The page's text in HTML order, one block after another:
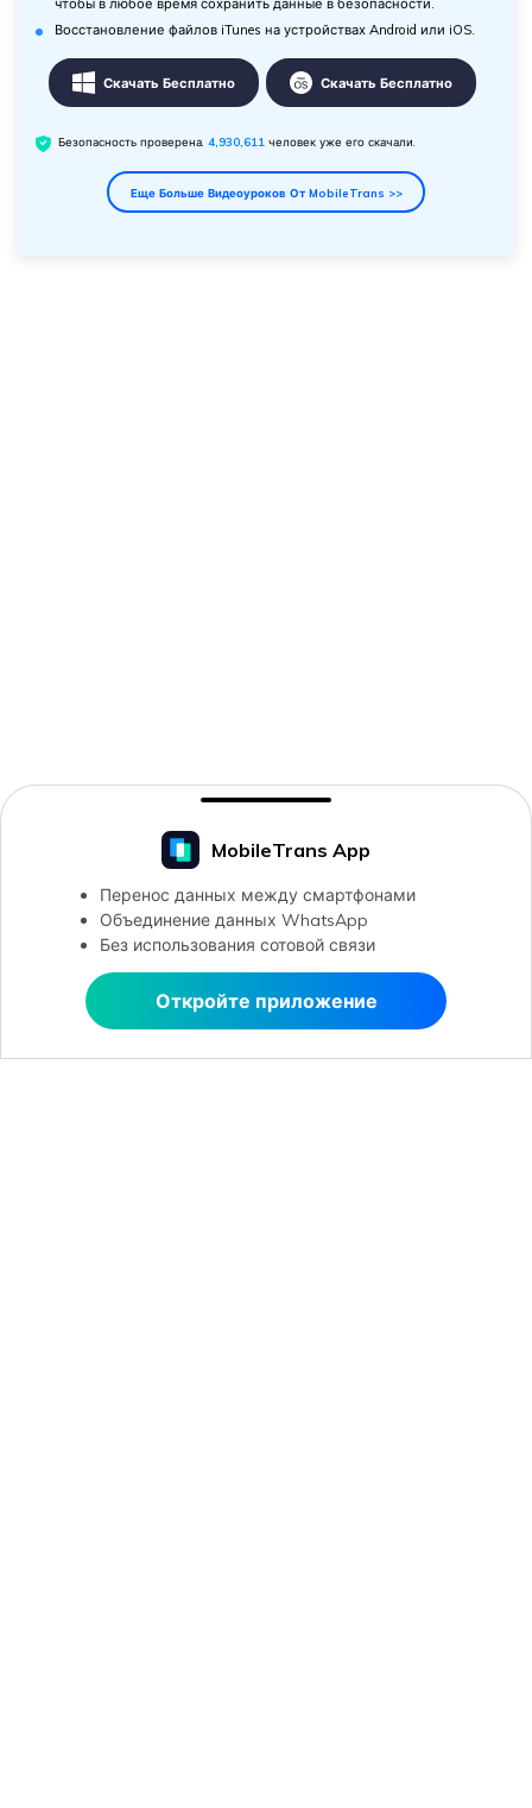
MobileTrans App
Перенос данных между смартфонами
Объединение данных WhatsApp
Без использования сотовой связи
Откройте приложение
Открыть в MobileTrans
чтобы в любое время сохранить данные в безопасности.
Восстановление файлов iTunes на устройствах Android или iOS.
Скачать Бесплатно Скачать Бесплатно
Безопасность проверена.4,930,613 человек уже его скачали.
Еще Больше Видеоуроков От MobileTrans >>